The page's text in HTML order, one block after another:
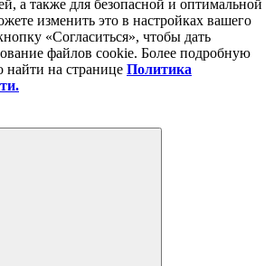
а также для безопасной и оптимальной
изменить это в настройках вашего
«Согласиться», чтобы дать
файлов cookie. Более подробную
на странице Политика